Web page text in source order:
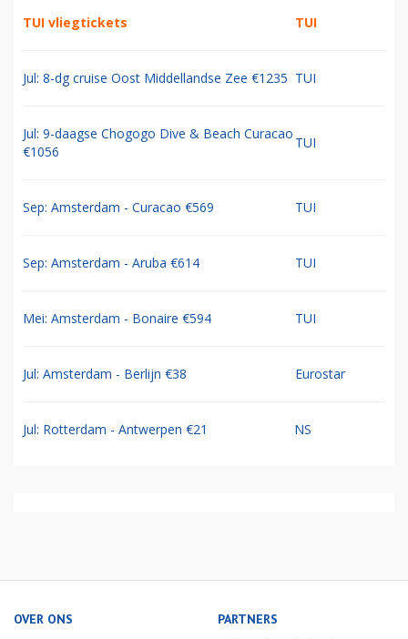
TUI vliegtickets TUI
Jul: 8-dg cruise Oost Middellandse Zee €1235 TUI
Jul: 9-daagse Chogogo Dive & Beach Curacao
€1056
TUI
Sep: Amsterdam - Curacao €569 TUI
Sep: Amsterdam - Aruba €614 TUI
Mei: Amsterdam - Bonaire €594 TUI
Jul: Amsterdam - Berlijn €38 Eurostar
Jul: Rotterdam - Antwerpen €21 NS
OVER ONS PARTNERS